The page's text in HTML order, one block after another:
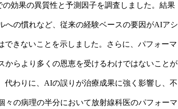
効果の異質性と予測因子を調査しました。結果
の慣れなど、従来の経験ベースの要因がAIアシ
きないことを示しました。さらに、パフォーマ
らより多くの恩恵を受けるわけではないことが
わりに、AIの誤りが治療成果に強く影響し、不
の病理の半分において放射線科医のパフォーマ